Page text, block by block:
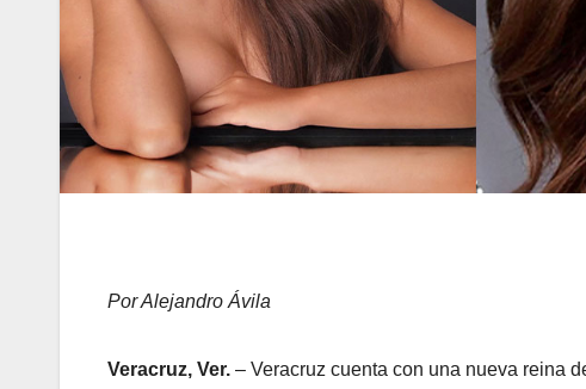
Por Alejandro Ávila
Veracruz, Ver. – Veracruz cuenta con una nueva reina